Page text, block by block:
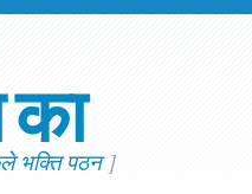
भक्ति पठन]